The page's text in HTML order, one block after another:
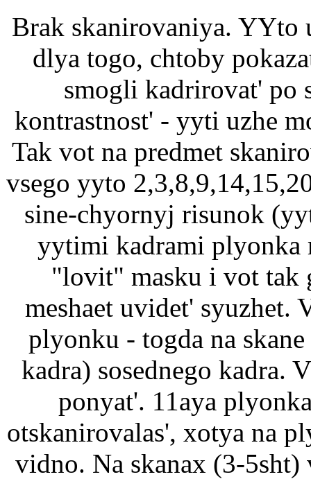
Brak skanirovaniya. YYto
dlya togo, chtoby
smogli kadrirovat' po
kontrastnost' - yyti uzhe
Tak vot na predmet
vsego yyto
sine-chyornyj risunok
yytimi kadrami plyonka
"lovit" masku i vot tak
meshaet uvidet' syuzhet.
plyonku - togda na
kadra) sosednego kadra.
ponyat'. 11aya
otskanirovalas', xotya na
vidno. Na skanax (3-